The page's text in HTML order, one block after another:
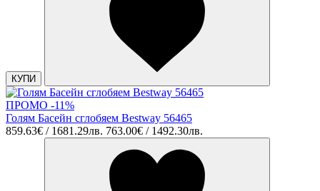
КУПИ
ПРОМО -11%
Голям Басейн сглобяем Bestway 56465
859.63€ / 1681.29лв. 763.00€ / 1492.30лв.